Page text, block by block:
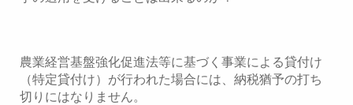
農業経営基盤強化促進法等に基づく事業による貸付け
（特定貸付け）が行われた場合には、納税猶予の打ち
切りにはなりません。